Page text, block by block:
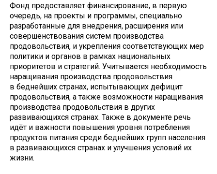
Фонд предоставляет финансирование, в первую
очередь, на проекты и программы, специально
разработанные для внедрения, расширения или
совершенствования систем производства
продовольствия, и укрепления соответствующих мер
политики и органов в рамках национальных
приоритетов и стратегий. Учитывается необходимость
наращивания производства продовольствия
в беднейших странах, испытывающих дефицит
продовольствия, а также возможности наращивания
производства продовольствия в других
развивающихся странах. Также в документе речь
идёт и важности повышения уровня потребления
продуктов питания среди беднейших групп населения
в развивающихся странах и улучшения условий их
жизни.